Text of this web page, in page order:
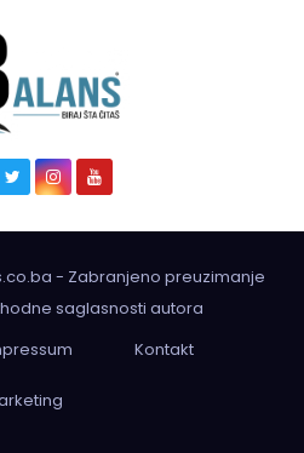
- Zabranjeno preuzimanje
saglasnosti autora
Kontakt